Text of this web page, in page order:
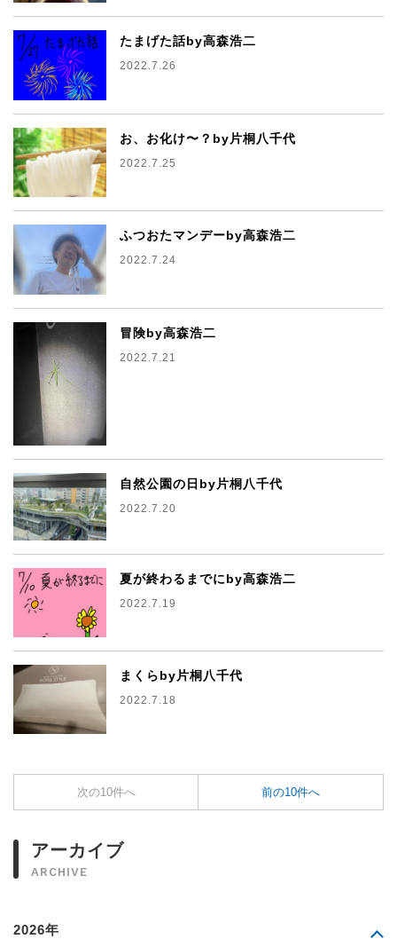
たまげた話by高森浩二
2022.7.26
お、お化け〜？by片桐八千代
2022.7.25
ふつおたマンデーby高森浩二
2022.7.24
冒険by高森浩二
2022.7.21
自然公園の日by片桐八千代
2022.7.20
夏が終わるまでにby高森浩二
2022.7.19
まくらby片桐八千代
2022.7.18
次の10件へ 前の10件へ
アーカイブ
ARCHIVE
2026年